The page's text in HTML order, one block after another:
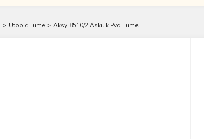
Utopic Füme Aksy 8510/2 Askılık Pvd Füme